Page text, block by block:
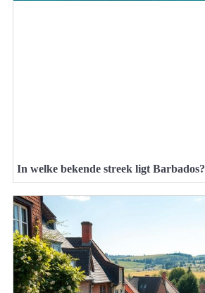
In welke bekende streek ligt Barbados?